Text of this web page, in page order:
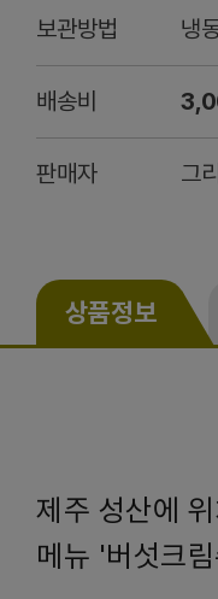
보관방법 냉
배송비
판매자 그
상품정보
제주 성산에
메뉴 '버섯크